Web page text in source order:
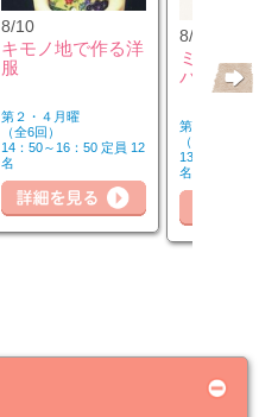
8/10
キモノ地で作る洋
服
第２・４月曜
（全6回）
14：50～16：50 定員 12
名
8/10
ミュージ
バーを楽
第２・４月曜
（全6回）
13：00～14
名